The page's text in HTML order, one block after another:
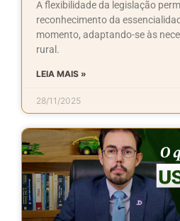
A flexibilidade da legislação
reconhecimento da
momento, adaptando-se às
rural.
LEIA MAIS »
28/11/2025